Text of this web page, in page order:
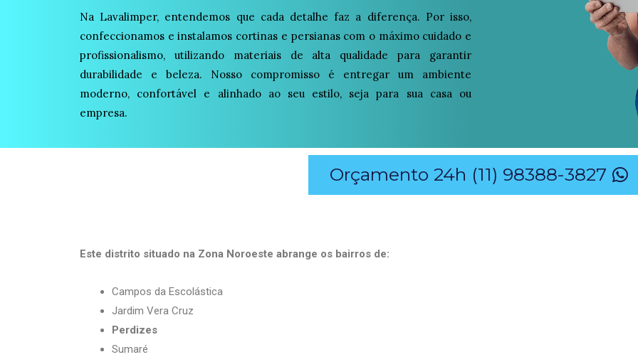
Na Lavalimper, entendemos que cada detalhe faz a diferença. Por isso,
confeccionamos e instalamos cortinas e persianas com o máximo cuidado e
profissionalismo, utilizando materiais de alta qualidade para garantir
durabilidade e beleza. Nosso compromisso é entregar um ambiente
moderno, confortável e alinhado ao seu estilo, seja para sua casa ou
empresa.
Orçamento 24h (11) 98388-3827
Este distrito situado na Zona Noroeste abrange os bairros de:
Campos da Escolástica
Jardim Vera Cruz
Perdizes
Sumaré